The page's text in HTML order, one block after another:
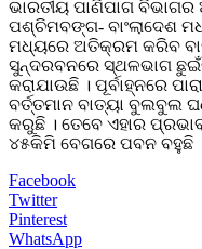
ଭାରତୀୟ ପାଣିପାଗ
ପଶ୍ଚିମବଙ୍ଗ- ବାଂଲାଦେଶ
ମଧ୍ୟରେ ଅତିକ୍ରମ କରିବ
ସୁନ୍ଦରବନରେ ସ୍ଥଳଭାଗ
କରାଯାଉଛି । ପୂର୍ବାହ୍ନରେ
ବର୍ତ୍ତମାନ ବାତ୍ୟା ବୁଲବୁଲ
କରୁଛି । ତେବେ ଏହାର
୪୫କିମି ବେଗରେ ପବନ ବହୁଛି
Facebook
Twitter
Pinterest
WhatsApp